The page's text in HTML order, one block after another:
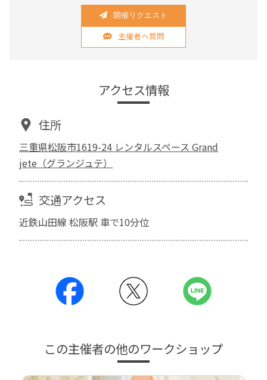
開催リクエスト
主催者へ質問
アクセス情報
住所
三重県松阪市1619-24 レンタルスペース Grand
jete（グランジュテ）
交通アクセス
近鉄山田線 松阪駅 車で10分位
この主催者の他のワークショップ